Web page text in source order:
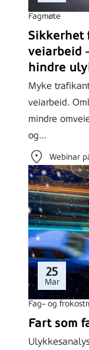
Fagmøte
Sikkerhet
veiarbeid
hindre
Myke
veiarbeid.
mindre
og…
Webinar
25
Mar
Fag- og
Fart som